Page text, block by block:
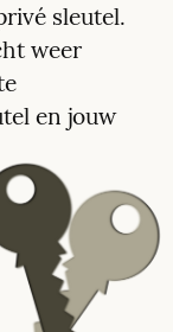
sleutel.
weer
en jouw